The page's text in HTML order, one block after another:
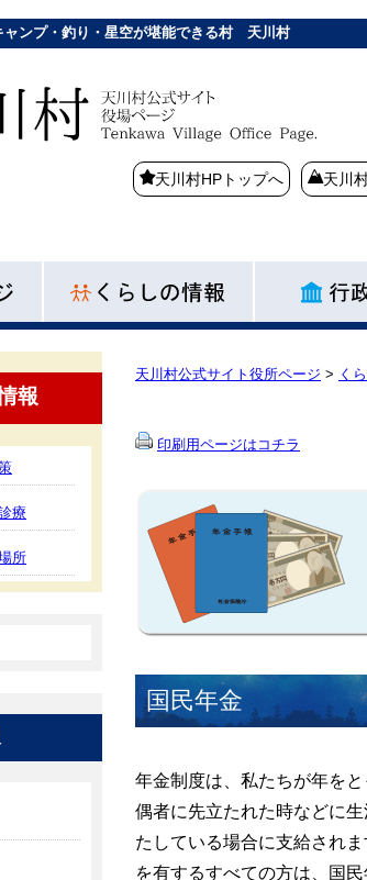
ャンプ・釣り・星空が堪能できる村 天川村
天川
天川村HPトップへ
報
療
所
天川村公式サイト役所ページ > く
印刷用ページはコチラ
国民年金
年金制度は、私たちが年を
偶者に先立たれた時などに
たしている場合に支給され
を有するすべての方は、国